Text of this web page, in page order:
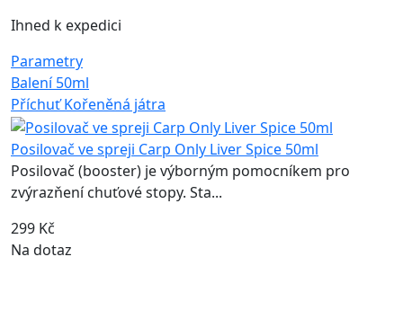
Ihned k expedici
Parametry
Balení 50ml
Příchuť Kořeněná játra
Posilovač ve spreji Carp Only Liver Spice 50ml
Posilovač (booster) je výborným pomocníkem pro
zvýrazňení chuťové stopy. Sta...
299 Kč
Na dotaz